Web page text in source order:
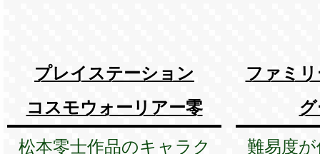
プレイステーション
コスモウォーリアー零
松本零士作品のキャラク
ファミ
難易度